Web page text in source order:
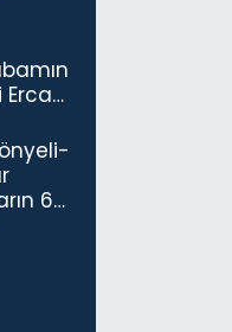
35
Ercan
6